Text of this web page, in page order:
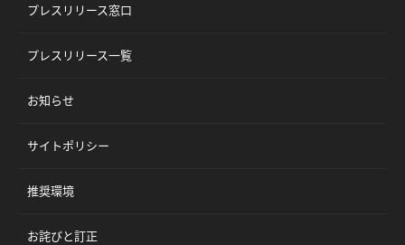
プレスリリース窓口
プレスリリース一覧
お知らせ
サイトポリシー
推奨環境
お詫びと訂正